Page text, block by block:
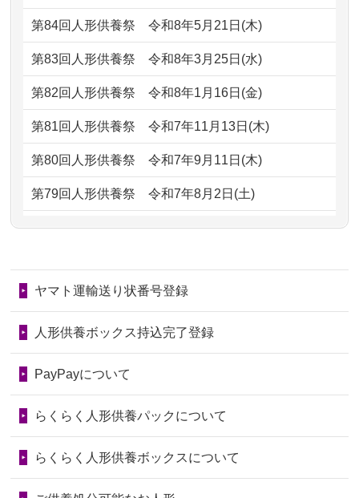
2026/07/069年間自由が丘店を見守ってくれてあり
がとう。
2026/07/05 しっかりとお人形たちの供養をしてい
ただけると...
2026/06/30長年大事にしてきた雛人形です、供養
ガラスケースのまま引き取ってくださ
るのが助か...
ました。お...
2026/06/28きちんと供養していただけると思った
ので、お願...
いたことが...
2026/06/28老後のことを考え体力のあるうちに身
2026/06/28人形たちに これまで本当にありがとう
2024/01/13会社のようですが、きちんと供養して
供養が終わったお人形以外はどうして
るのですか？
しょうか？
2024/01/04ガラスケースは外しても良いですか？
第84回人形供養祭令和8年5月21日(木)
第83回人形供養祭令和8年3月25日(水)
第82回人形供養祭令和8年1月16日(金)
第81回人形供養祭令和7年11月13日(木)
第80回人形供養祭令和7年9月11日(木)
第79回人形供養祭令和7年8月2日(土)
第78回人形供養祭令和7年6月20日(金)
第76回人形供養祭令和7年2月28日(金)
第75回人形供養祭令和7年1月17日(金)
第73回人形供養祭令和6年10月17日(木)
第71回人形供養祭令和6年8月1日(木)
ヤマト運輸送り状番号登録
人形供養ボックス持込完了登録
PayPayについて
らくらく人形供養パックについて
らくらく人形供養ボックスについて